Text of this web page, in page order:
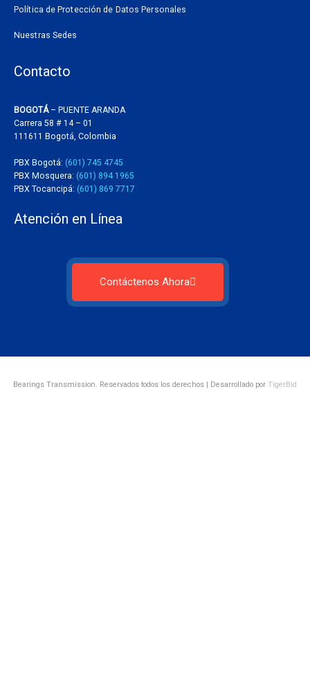
Política de Protección de Datos Personales
Nuestras Sedes
Contacto
BOGOTÁ– PUENTE ARANDA
Carrera 58 # 14 – 01
111611 Bogotá, Colombia
PBX Bogotá: (601) 745 4745
PBX Mosquera: (601) 894 1965
PBX Tocancipá: (601) 869 7717
Atención en Línea
Contáctenos Ahora
Bearings Transmission. Reservados todos los derechos | Desarrollado por TigerBid